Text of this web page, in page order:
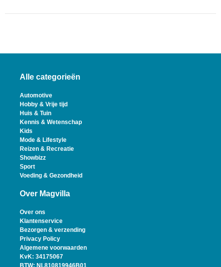
Alle categorieën
Automotive
Hobby & Vrije tijd
Huis & Tuin
Kennis & Wetenschap
Kids
Mode & Lifestyle
Reizen & Recreatie
Showbizz
Sport
Voeding & Gezondheid
Over Magvilla
Over ons
Klantenservice
Bezorgen & verzending
Privacy Policy
Algemene voorwaarden
KvK: 34175067
BTW: NL810819946B01